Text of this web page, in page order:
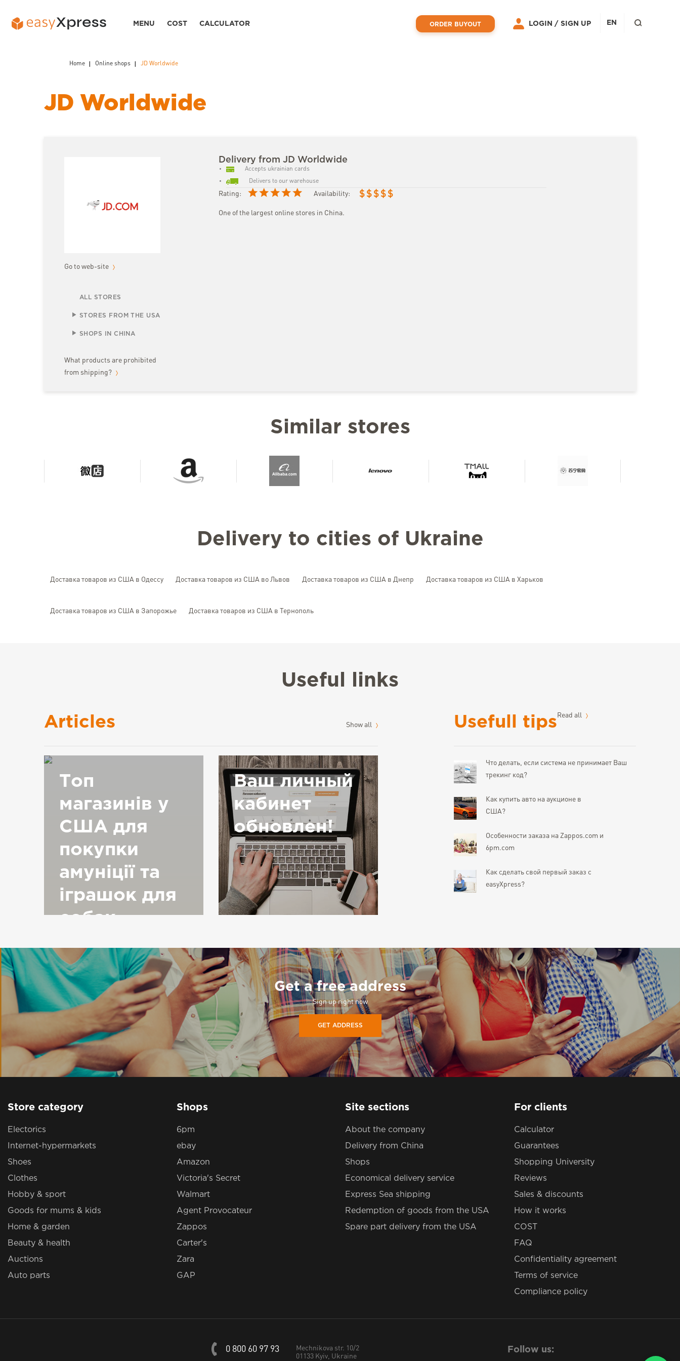
JD Worldwide
Home Online shops JD Worldwide
Go to web-site
ALL STORES
STORES FROM THE USA
SHOPS IN CHINA
What products are prohibited
from shipping?
Delivery from JD Worldwide
Accepts ukrainian cards
Delivers to our warehouse
Rating: Availability: $ $ $ $ $
One of the largest online stores in China.
Similar stores
Delivery to cities of Ukraine
Доставка товаров из США в Одессу Доставка товаров из США во Львов Доставка товаров из США в Днепр Доставка товаров из США в Харьков
Доставка товаров из США в Запорожье Доставка товаров из США в Тернополь
Useful links
Articles Show all
Топ
магазинів у
США для
покупки
амуніції та
іграшок для
собак
Ваш личный
кабинет
обновлен!
Usefull tips Read all
Что делать, если система не принимает Ваш
трекинг код?
Как купить авто на аукционе в
США?
Особенности заказа на Zappos.com и
6pm.com
Как сделать свой первый заказ с
easyXpress?
Get a free address
Sign up right now
GET ADDRESS
MENU COST CALCULATOR ORDER BUYOUT LOGIN / SIGN UP EN
Store category
Electorics
Internet-hypermarkets
Shoes
Clothes
Hobby & sport
Goods for mums & kids
Home & garden
Beauty & health
Auctions
Auto parts
Shops
6pm
ebay
Amazon
Victoria's Secret
Walmart
Agent Provocateur
Zappos
Carter's
Zara
GAP
Site sections
About the company
Delivery from China
Shops
Economical delivery service
Express Sea shipping
Redemption of goods from the USA
Spare part delivery from the USA
For clients
Calculator
Guarantees
Shopping University
Reviews
Sales & discounts
How it works
COST
FAQ
Confidentiality agreement
Terms of service
Compliance policy
0 800 60 97 93
Mechnikova str. 10/2
01133 Kyiv, Ukraine
Follow us: